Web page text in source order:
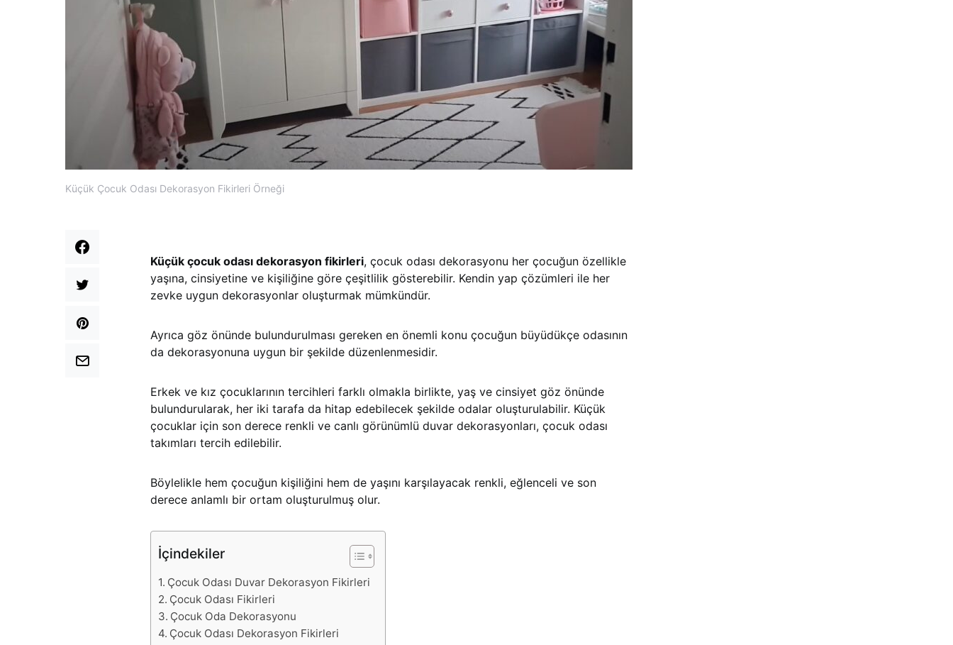
Küçük Çocuk Odası Dekorasyon Fikirleri Örneği
Küçük çocuk odası dekorasyon fikirleri, çocuk odası dekorasyonu her çocuğun özellikle
yaşına, cinsiyetine ve kişiliğine göre çeşitlilik gösterebilir. Kendin yap çözümleri ile her
zevke uygun dekorasyonlar oluşturmak mümkündür.
Ayrıca göz önünde bulundurulması gereken en önemli konu çocuğun büyüdükçe odasının
da dekorasyonuna uygun bir şekilde düzenlenmesidir.
Erkek ve kız çocuklarının tercihleri farklı olmakla birlikte, yaş ve cinsiyet göz önünde
bulundurularak, her iki tarafa da hitap edebilecek şekilde odalar oluşturulabilir. Küçük
çocuklar için son derece renkli ve canlı görünümlü duvar dekorasyonları, çocuk odası
takımları tercih edilebilir.
Böylelikle hem çocuğun kişiliğini hem de yaşını karşılayacak renkli, eğlenceli ve son
derece anlamlı bir ortam oluşturulmuş olur.
İçindekiler
Çocuk Odası Duvar Dekorasyon Fikirleri
Çocuk Odası Fikirleri
Çocuk Oda Dekorasyonu
Çocuk Odası Dekorasyon Fikirleri